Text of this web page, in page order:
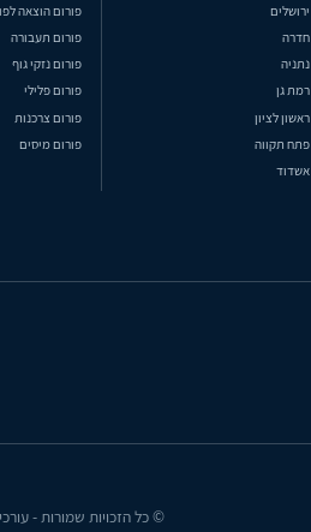
ירושלים
חדרה
נתניה
רמת גן
ראשון לציון
פתח תקווה
אשדוד
פורום הוצאה
פורום תעבורה
פורום נזקי גוף
פורום פלילי
פורום צרכנות
פורום מיסים
© כל הזכויות שמורות -